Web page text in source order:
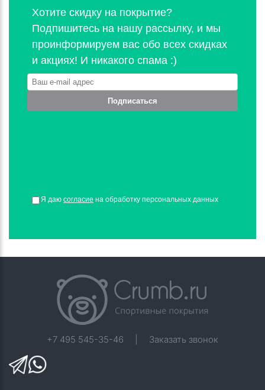
Хотите скидку на покрытие?
Подпишитесь на нашу рассылку, и мы
проинформируем вас обо всех скидках
и акциях! И никакого спама :)
Подписаться
Я даю согласие на обработку персональных данных
+7 495 545-35-46 Заказать звонок